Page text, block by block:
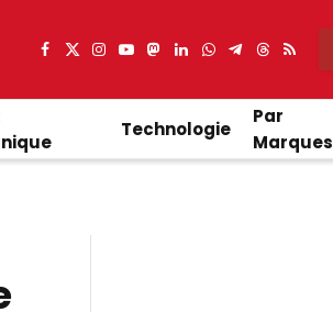
Facebook
X
Instagram
YouTube
Mastodon
LinkedIn
WhatsApp
Partager
Telegram
Threads
RSS
Technologie
Par
Marques